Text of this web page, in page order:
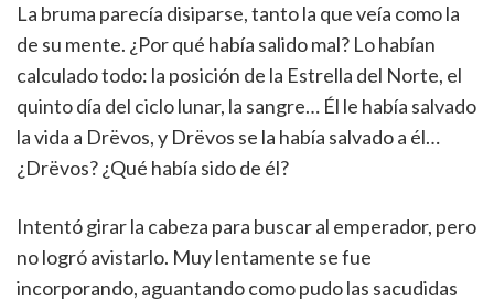
La bruma parecía disiparse, tanto la que veía como la
de su mente. ¿Por qué había salido mal? Lo habían
calculado todo: la posición de la Estrella del Norte, el
quinto día del ciclo lunar, la sangre… Él le había salvado
la vida a Drëvos, y Drëvos se la había salvado a él…
¿Drëvos? ¿Qué había sido de él?
Intentó girar la cabeza para buscar al emperador, pero
no logró avistarlo. Muy lentamente se fue
incorporando, aguantando como pudo las sacudidas